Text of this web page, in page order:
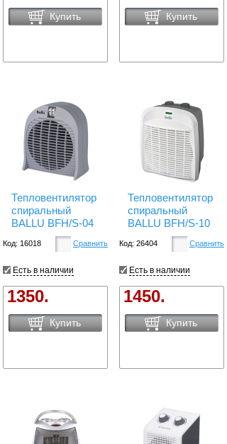
Купить Купить
Тепловентилятор
спиральный
BALLU BFH/S-04
Код: 16018 Сравнить
Есть в наличии
1350.
Купить
Тепловентилятор
спиральный
BALLU BFH/S-10
Код: 26404 Сравнить
Есть в наличии
1450.
Купить